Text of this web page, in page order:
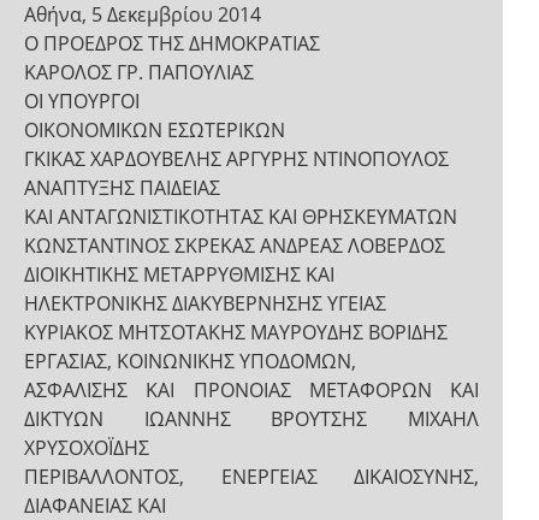
Αθήνα, 5 Δεκεμβρίου 2014
Ο ΠΡΟΕΔΡΟΣ ΤΗΣ ΔΗΜΟΚΡΑΤΙΑΣ
ΚΑΡΟΛΟΣ ΓΡ. ΠΑΠΟΥΛΙΑΣ
ΟΙ ΥΠΟΥΡΓΟΙ
ΟΙΚΟΝΟΜΙΚΩΝ ΕΣΩΤΕΡΙΚΩΝ
ΓΚΙΚΑΣ ΧΑΡΔΟΥΒΕΛΗΣ ΑΡΓΥΡΗΣ ΝΤΙΝΟΠΟΥΛΟΣ
ΑΝΑΠΤΥΞΗΣ ΠΑΙΔΕΙΑΣ
ΚΑΙ ΑΝΤΑΓΩΝΙΣΤΙΚΟΤΗΤΑΣ ΚΑΙ ΘΡΗΣΚΕΥΜΑΤΩΝ
ΚΩΝΣΤΑΝΤΙΝΟΣ ΣΚΡΕΚΑΣ ΑΝΔΡΕΑΣ ΛΟΒΕΡΔΟΣ
ΔΙΟΙΚΗΤΙΚΗΣ ΜΕΤΑΡΡΥΘΜΙΣΗΣ ΚΑΙ
ΗΛΕΚΤΡΟΝΙΚΗΣ ΔΙΑΚΥΒΕΡΝΗΣΗΣ ΥΓΕΙΑΣ
ΚΥΡΙΑΚΟΣ ΜΗΤΣΟΤΑΚΗΣ ΜΑΥΡΟΥΔΗΣ ΒΟΡΙΔΗΣ
ΕΡΓΑΣΙΑΣ, ΚΟΙΝΩΝΙΚΗΣ ΥΠΟΔΟΜΩΝ,
ΑΣΦΑΛΙΣΗΣ ΚΑΙ ΠΡΟΝΟΙΑΣ ΜΕΤΑΦΟΡΩΝ ΚΑΙ
ΔΙΚΤΥΩΝ ΙΩΑΝΝΗΣ ΒΡΟΥΤΣΗΣ ΜΙΧΑΗΛ
ΧΡΥΣΟΧΟΪΔΗΣ
ΠΕΡΙΒΑΛΛΟΝΤΟΣ, ΕΝΕΡΓΕΙΑΣ ΔΙΚΑΙΟΣΥΝΗΣ,
ΔΙΑΦΑΝΕΙΑΣ ΚΑΙ